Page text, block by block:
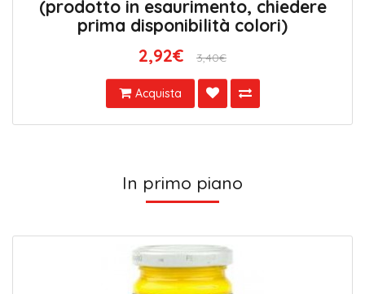
(prodotto in esaurimento, chiedere
prima disponibilità colori)
2,92€
3,40€
Acquista
In primo piano